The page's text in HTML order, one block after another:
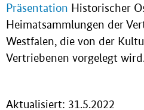
Präsentation Historischer
Heimatsammlungen der
Westfalen, die von der
Vertriebenen vorgelegt
Aktualisiert: 31.5.2022